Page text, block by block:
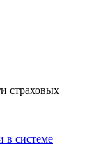
страховых
в системе